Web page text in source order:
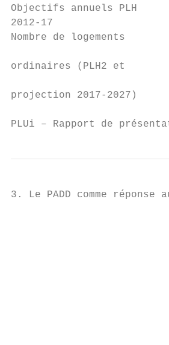
Objectifs annuels PLH
2012‐17
Nombre de logements
ordinaires (PLH2 et
projection 2017‐2027)
PLUi – Rapport de
3. Le PADD comme